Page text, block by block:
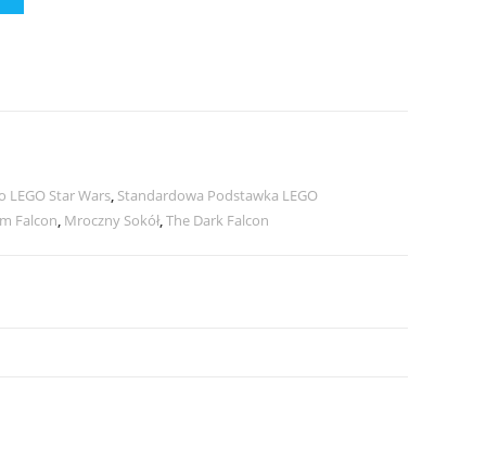
LEGO Star Wars, Standardowa Podstawka LEGO
Falcon, Mroczny Sokół,The Dark Falcon